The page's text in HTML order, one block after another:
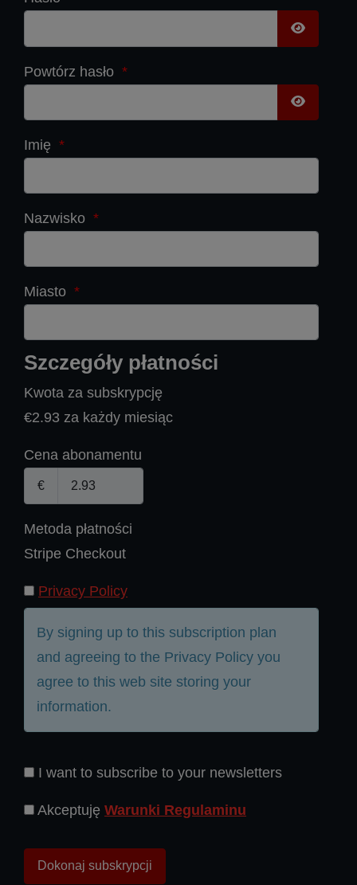
Pokaż
Powtórz hasło *
Pokaż
Imię *
Nazwisko *
Miasto *
Szczegóły płatności
Kwota za subskrypcję
€2.93 za każdy miesiąc
Cena abonamentu
€
Metoda płatności
Stripe Checkout
Privacy Policy
By signing up to this subscription plan
and agreeing to the Privacy Policy you
agree to this web site storing your
information.
I want to subscribe to your newsletters
Akceptuję Warunki Regulaminu